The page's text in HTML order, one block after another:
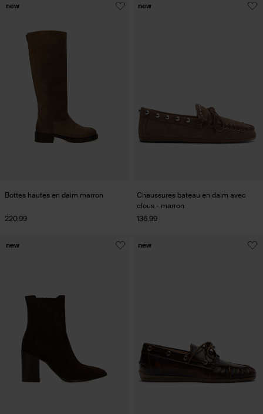
Bottes hautes en daim marron
220.99
new
Chaussures bateau en daim avec
clous - marron
136.99
new
new new